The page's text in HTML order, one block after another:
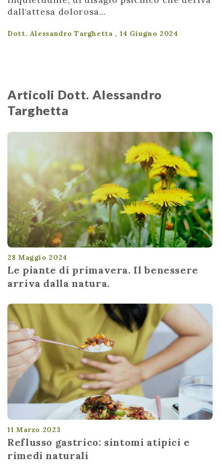
dall'attesa dolorosa...
Dott. Alessandro Targhetta , 14 Giugno 2024
Articoli Dott. Alessandro
Targhetta
28 Maggio 2024
Le piante di primavera. Il benessere
arriva dalla natura.
11 Marzo 2023
Reflusso gastrico: sintomi atipici e
rimedi naturali